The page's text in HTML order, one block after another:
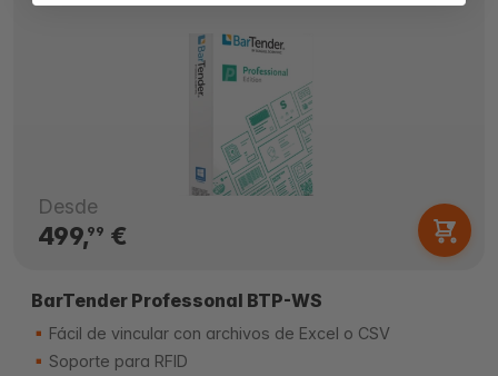
Desde
499,99 €
BarTender Professonal BTP-WS
Fácil de vincular con archivos de Excel o CSV
Soporte para RFID